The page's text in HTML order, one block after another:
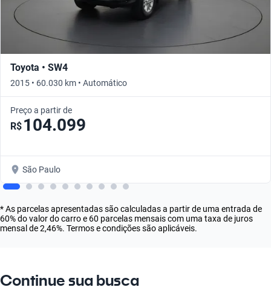
Toyota • SW4
2015 • 60.030 km • Automático
Preço a partir de
R$ 104.099
São Paulo
* As parcelas apresentadas são calculadas a partir de uma entrada de
60% do valor do carro e 60 parcelas mensais com uma taxa de juros
mensal de 2,46%. Termos e condições são aplicáveis.
Continue sua busca